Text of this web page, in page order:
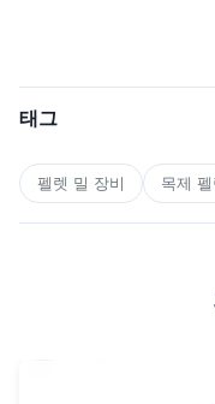
태그
펠렛 밀 장비 목제